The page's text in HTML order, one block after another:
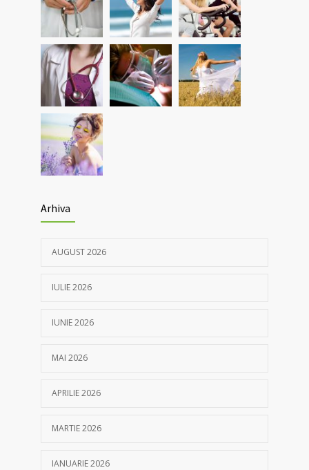
pacienții post-Covid și cei cu alte boli
pulmonare
30/03/2021
Nou! Test pentru determinarea anticorpilor
IgG COVID 19 cantitativi
05/04/2021
Arhiva
AUGUST 2026
IULIE 2026
IUNIE 2026
MAI 2026
APRILIE 2026
MARTIE 2026
IANUARIE 2026